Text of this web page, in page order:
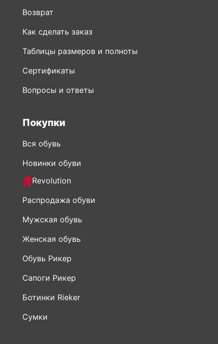
Возврат
Как сделать заказ
Таблицы размеров и полноты
Сертификаты
Вопросы и ответы
Покупки
Вся обувь
Новинки обуви
Revolution
Распродажа обуви
Мужская обувь
Женская обувь
Обувь Рикер
Сапоги Рикер
Ботинки Rieker
Сумки